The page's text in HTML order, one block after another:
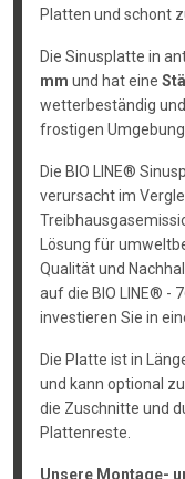
Platten und schont
Die Sinusplatte in
mm und hat eine
wetterbeständig
frostigen
Die BIO LINE®
verursacht im
Lösung für
Qualität und
auf die BIO LINE® -
investieren Sie in
Die Platte ist in
und kann optional
die Zuschnitte und
Plattenreste.
Unsere Montage-